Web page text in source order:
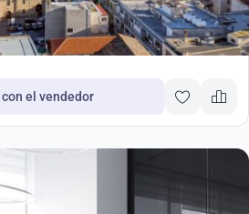
Chipre No. 38383
el vendedor